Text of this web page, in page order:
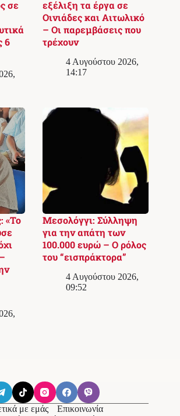
σε
6
εξέλιξη τα έργα σε
Οινιάδες και Αιτωλικό
– Οι παρεμβάσεις που
τρέχουν
4 Αυγούστου 2026,
14:17
«Το
Μεσολόγγι: Σύλληψη
για την απάτη των
100.000 ευρώ – Ο ρόλος
του “εισπράκτορα”
4 Αυγούστου 2026,
09:52
με εμάς
Επικοινωνία